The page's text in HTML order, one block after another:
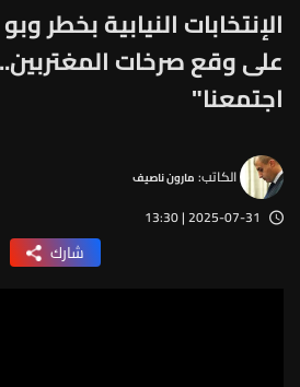
الإنتخابات النيابية بخطر
على وقع صرخات
اجتمعنا"
الكاتب: مارون ناصيف
2025-07-31 | 13:30
شارك